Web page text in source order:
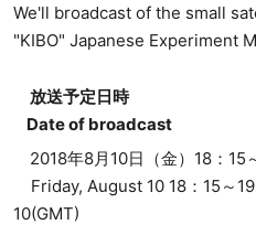
We'll broadcast of the small
"KIBO" Japanese Experiment
放送予定日時
Date of broadcast
2018年8月10日（金）18：15
Friday, August 10 18：15～
10(GMT)